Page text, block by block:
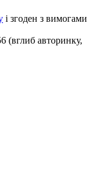
і згоден з вимогами
(вглиб авторинку,